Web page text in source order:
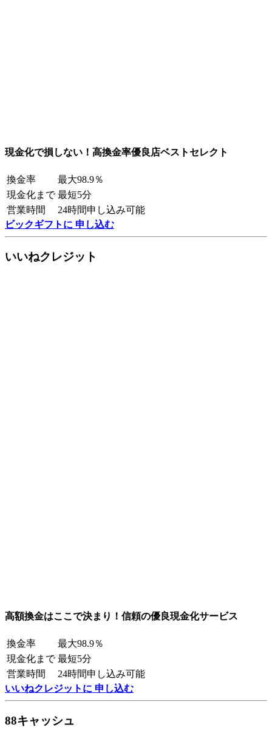
現金化で損しない！高換金率優良店ベストセレクト
換金率
最大98.9％
現金化まで 最短5分
営業時間
24時間申し込み可能
ビックギフトに 申し込む
いいねクレジット
高額換金はここで決まり！信頼の優良現金化サービス
換金率
最大98.9％
現金化まで 最短5分
営業時間
24時間申し込み可能
いいねクレジットに 申し込む
88キャッシュ